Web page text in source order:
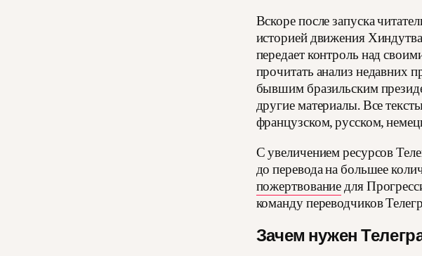
Вскоре после запуска
историей движения
передает контроль над
прочитать анализ недавних
бывшим бразильским
другие материалы. Все
французском, русском,
С увеличением ресурсов
до перевода на большее
пожертвованиедля
команду переводчиков
Зачем нужен